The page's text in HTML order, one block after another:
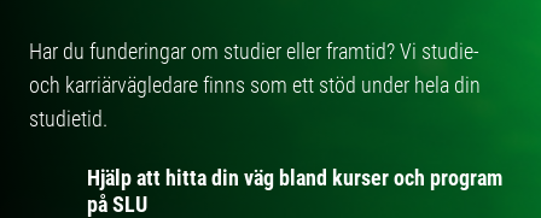
Har du funderingar om studier eller framtid? Vi studie-
och karriärvägledare finns som ett stöd under hela din
studietid.
Hjälp att hitta din väg bland kurser och program
på SLU